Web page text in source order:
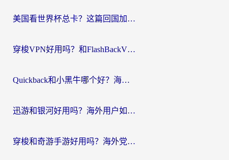
美国看世界杯总卡？这篇回国加速器指南帮你无缝刷国内资源（附苹果手机VPN设置步骤）
穿梭VPN好用吗？和FlashBackVPN对比哪个回国效果更好？
Quickback和小黑牛哪个好？海外党亲测指南，选对回国加速器秒回国内
迅游和银河好用吗？海外用户如何选择回国加速器实现无缝访问国内资源
穿梭和奇游手游好用吗？海外党亲测3款回国加速器，附蜜蜂加速器七天试用攻略